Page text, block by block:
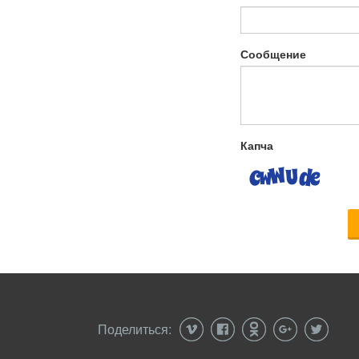
Сообщение
Капча
Поделиться: